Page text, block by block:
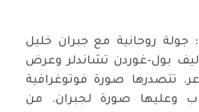
جولة روحانية مع جبران خليل
بول-غوردن تشاندلر وعرض
تتصدرها صورة فوتوغرافية
وعليها صورة لجبران. من